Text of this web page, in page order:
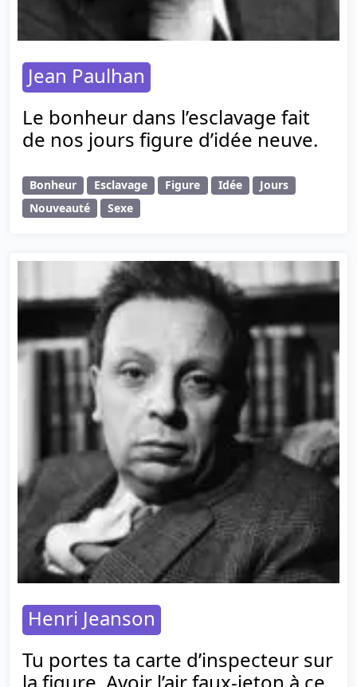
Jean Paulhan
Le bonheur dans l’esclavage fait
de nos jours figure d’idée neuve.
Bonheur Esclavage Figure Idée
Jours
Nouveauté
Sexe
Henri Jeanson
Tu portes ta carte d’inspecteur sur